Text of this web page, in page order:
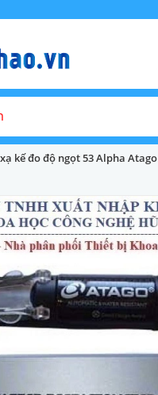
kế đo độ ngọt 53 Alpha Atago